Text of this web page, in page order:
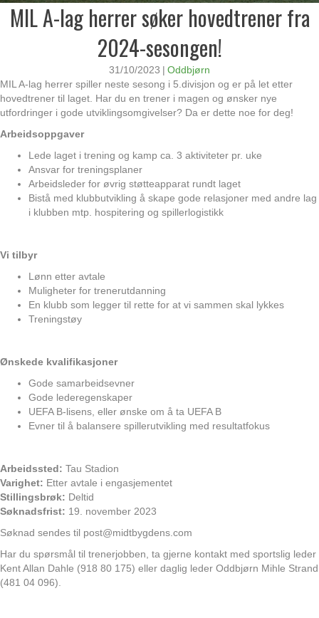
MIL A-lag herrer søker hovedtrener fra
2024-sesongen!
31/10/2023 | Oddbjørn
MIL A-lag herrer spiller neste sesong i 5.divisjon og er på let etter
hovedtrener til laget. Har du en trener i magen og ønsker nye
utfordringer i gode utviklingsomgivelser? Da er dette noe for deg!
Arbeidsoppgaver
Lede laget i trening og kamp ca. 3 aktiviteter pr. uke
Ansvar for treningsplaner
Arbeidsleder for øvrig støtteapparat rundt laget
Bistå med klubbutvikling å skape gode relasjoner med andre lag
i klubben mtp. hospitering og spillerlogistikk
Vi tilbyr
Lønn etter avtale
Muligheter for trenerutdanning
En klubb som legger til rette for at vi sammen skal lykkes
Treningstøy
Ønskede kvalifikasjoner
Gode samarbeidsevner
Gode lederegenskaper
UEFA B-lisens, eller ønske om å ta UEFA B
Evner til å balansere spillerutvikling med resultatfokus
Arbeidssted: Tau Stadion
Varighet: Etter avtale i engasjementet
Stillingsbrøk: Deltid
Søknadsfrist: 19. november 2023
Søknad sendes til post@midtbygdens.com
Har du spørsmål til trenerjobben, ta gjerne kontakt med sportslig leder
Kent Allan Dahle (918 80 175) eller daglig leder Oddbjørn Mihle Strand
(481 04 096).